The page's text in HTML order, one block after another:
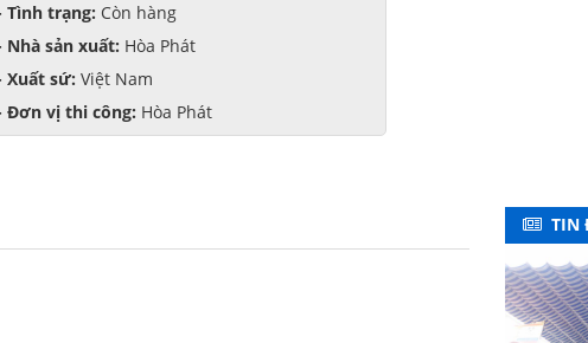
Tình trạng: Còn hàng
Nhà sản xuất: Hòa Phát
Xuất sứ: Việt Nam
Đơn vị thi công: Hòa Phát
TIN